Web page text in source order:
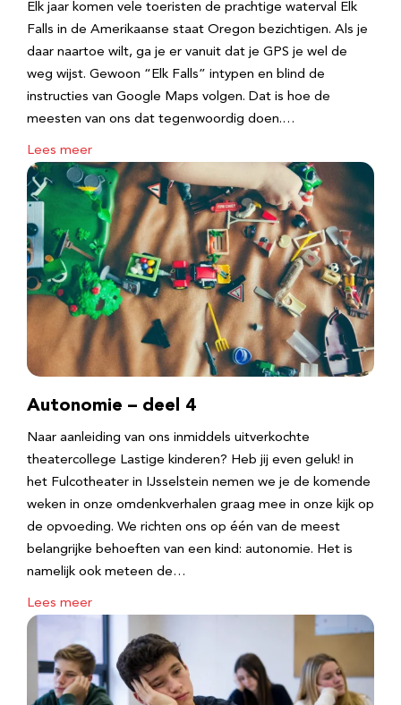
Elk jaar komen vele toeristen de prachtige waterval Elk
Falls in de Amerikaanse staat Oregon bezichtigen. Als je
daar naartoe wilt, ga je er vanuit dat je GPS je wel de
weg wijst. Gewoon “Elk Falls” intypen en blind de
instructies van Google Maps volgen. Dat is hoe de
meesten van ons dat tegenwoordig doen.…
Lees meer
Autonomie – deel 4
Naar aanleiding van ons inmiddels uitverkochte
theatercollege Lastige kinderen? Heb jij even geluk! in
het Fulcotheater in IJsselstein nemen we je de komende
weken in onze omdenkverhalen graag mee in onze kijk op
de opvoeding. We richten ons op één van de meest
belangrijke behoeften van een kind: autonomie. Het is
namelijk ook meteen de…
Lees meer